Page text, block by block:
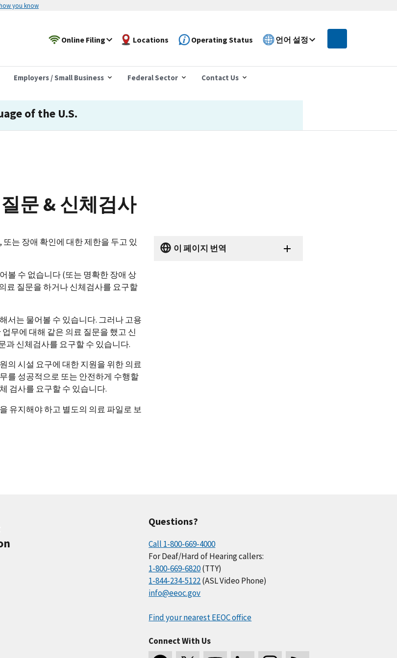
how you know
Online Filing Locations Operating Status 언어 설정
Employers / Small Business Federal Sector Contact Us
of the U.S.
문 & 신체검사
는 장애 확인에 대한 제한을 두고 있
볼 수 없습니다 (또는 명확한 장애 상
료 질문을 하거나 신체검사를 요구할
서는 물어볼 수 있습니다. 그러나 고용
무에 대해 같은 의료 질문을 했고 신
과 신체검사를 요구할 수 있습니다.
의 시설 요구에 대한 지원을 위한 의료
를 성공적으로 또는 안전하게 수행할
검사를 요구할 수 있습니다.
유지해야 하고 별도의 의료 파일로 보
이 페이지 번역
Questions?
Call 1-800-669-4000
For Deaf/Hard of Hearing callers:
1-800-669-6820(TTY)
1-844-234-5122(ASL Video Phone)
info@eeoc.gov
Find your nearest EEOC office
Connect With Us